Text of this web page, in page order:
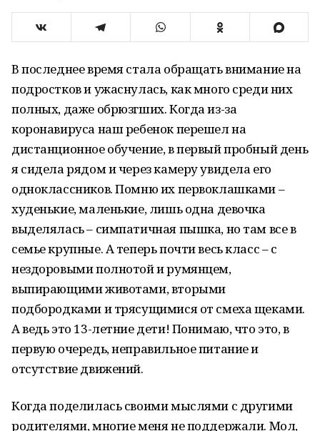
В последнее время стала обращать внимание на
подростков и ужаснулась, как много среди них
полных, даже обрюзгших. Когда из-за
коронавируса наш ребенок перешел на
дистанционное обучение, в первый пробный день
я сидела рядом и через камеру увидела его
одноклассников. Помню их первоклашками –
худенькие, маленькие, лишь одна девочка
выделялась – симпатичная пышка, но там все в
семье крупные. А теперь почти весь класс – с
нездоровыми полнотой и румянцем,
выпирающими животами, вторыми
подбородками и трясущимися от смеха щеками.
А ведь это 13-летние дети! Понимаю, что это, в
первую очередь, неправильное питание и
отсутствие движений.
Когда поделилась своими мыслями с другими
родителями, многие меня не поддержали. Мол,